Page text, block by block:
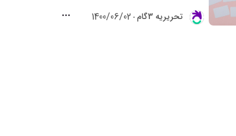
تحريريه 3گام 1400/06/02